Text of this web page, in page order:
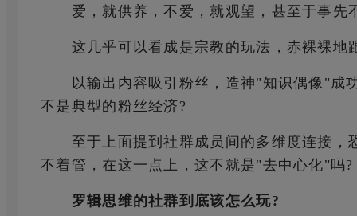
爱，就供养，不爱，就观望，甚至于事先
这几乎可以看成是宗教的玩法，赤裸裸地
以输出内容吸引粉丝，造神"知识偶像"成
不是典型的粉丝经济?
至于上面提到社群成员间的多维度连接，
不着管，在这一点上，这不就是"去中心化"吗?
罗辑思维的社群到底该怎么玩?